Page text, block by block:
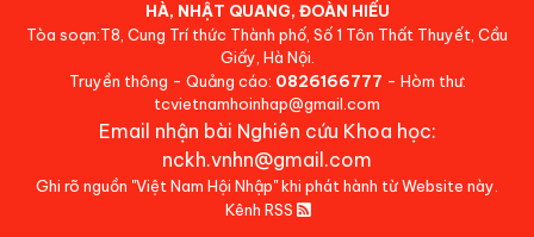
HÀ, NHẬT QUANG, ĐOÀN HIẾU
Tòa soạn:T8, Cung Trí thức Thành phố, Số 1 Tôn Thất Thuyết, Cầu
Giấy, Hà Nội.
Truyền thông - Quảng cáo: 0826166777 - Hòm thư:
tcvietnamhoinhap@gmail.com
Email nhận bài Nghiên cứu Khoa học:
nckh.vnhn@gmail.com
Ghi rõ nguồn "Việt Nam Hội Nhập" khi phát hành từ Website này.
Kênh RSS